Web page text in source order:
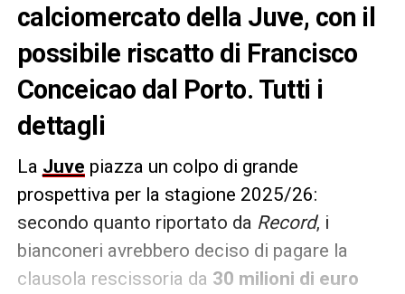
calciomercato della Juve, con il
possibile riscatto di Francisco
Conceicao dal Porto. Tutti i
dettagli
La Juve piazza un colpo di grande
prospettiva per la stagione 2025/26:
secondo quanto riportato da Record, i
bianconeri avrebbero deciso di pagare la
clausola rescissoria da 30 milioni di euro